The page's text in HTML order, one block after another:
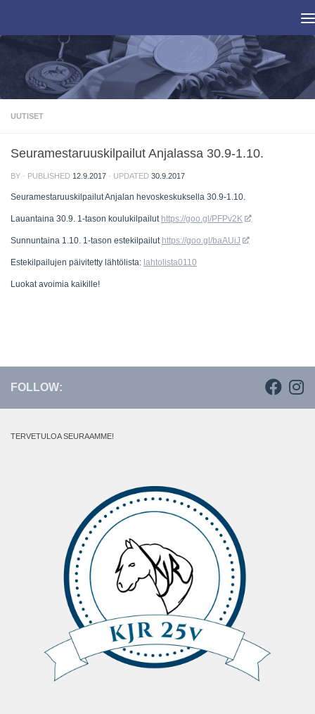
UUTISET
Seuramestaruuskilpailut Anjalassa 30.9-1.10.
BY · PUBLISHED 12.9.2017 · UPDATED 30.9.2017
Seuramestaruuskilpailut Anjalan hevoskeskuksella 30.9-1.10.
Lauantaina 30.9. 1-tason koulukilpailut https://goo.gl/PFPv2K
Sunnuntaina 1.10. 1-tason estekilpailut https://goo.gl/baAUiJ
Estekilpailujen päivitetty lähtölista: lahtolista0110
Luokat avoimia kaikille!
FOLLOW:
TERVETULOA SEURAAMME!